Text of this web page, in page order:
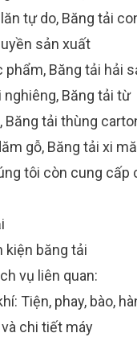
tự do, Băng tải
sản xuất
phẩm, Băng tải hải
nghiêng, Băng tải từ
Băng tải thùng
gỗ, Băng tải xi
tôi còn cung cấp
kiện băng tải
vụ liên quan:
Tiện, phay, bào,
chi tiết máy